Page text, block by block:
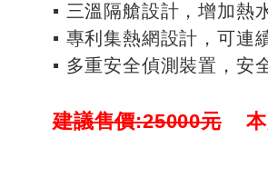
▪ 三溫隔艙設計，增加熱
▪ 專利集熱網設計，可連
▪ 多重安全偵測裝置，安
建議售價:25000元本